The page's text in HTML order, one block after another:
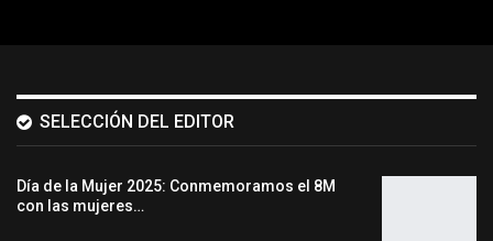
SELECCIÓN DEL EDITOR
Día de la Mujer 2025: Conmemoramos el 8M
con las mujeres…